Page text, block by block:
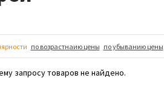
по возрастнаию цены по убыванию цены
запросу товаров не найдено.